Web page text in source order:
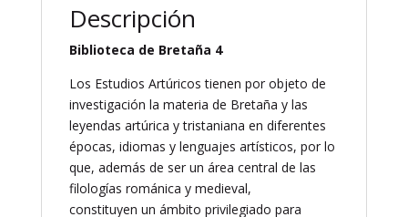
Descripción
Biblioteca de Bretaña 4
Los Estudios Artúricos tienen por objeto de
investigación la materia de Bretaña y las
leyendas artúrica y tristaniana en diferentes
épocas, idiomas y lenguajes artísticos, por lo
que, además de ser un área central de las
filologías románica y medieval,
constituyen un ámbito privilegiado para